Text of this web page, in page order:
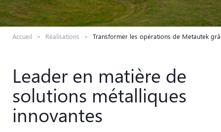
Accueil > Réalisations > Transformer les opérations de Metautek
Leader en matière de
solutions métalliques
innovantes